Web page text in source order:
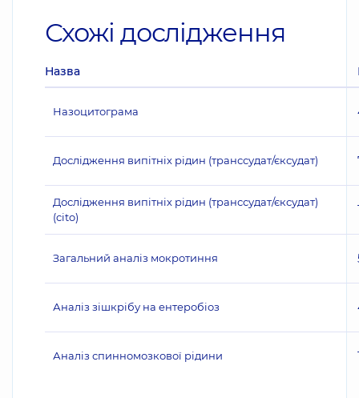
Схожі дослідження
Назва
Назоцитограма
Дослідження випітніх рідин (транссудат/єксудат)
Дослідження випітніх рідин (транссудат/єксудат)
(cito)
Загальний аналіз мокротиння
Аналіз зішкрібу на ентеробіоз
Аналіз спинномозкової рідини